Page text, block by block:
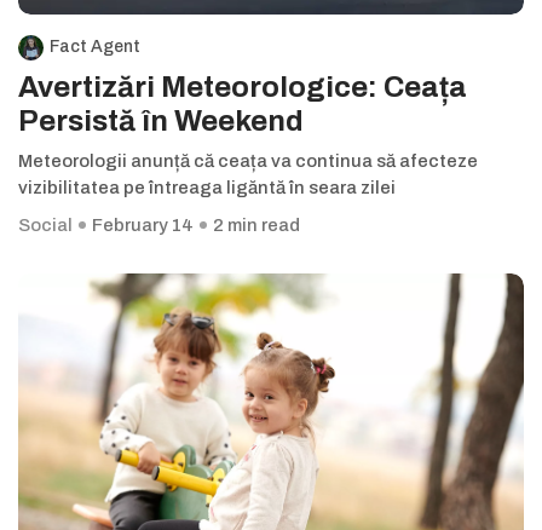
Fact Agent
Avertizări Meteorologice: Ceața
Persistă în Weekend
Meteorologii anunță că ceața va continua să afecteze
vizibilitatea pe întreaga ligăntă în seara zilei
Social
February 14 2 min read